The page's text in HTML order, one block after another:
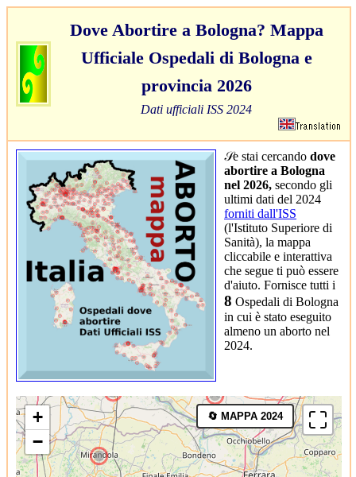
Dove Abortire a Bologna? Mappa
Ufficiale Ospedali di Bologna e
provincia 2026
Dati ufficiali ISS 2024
𝒮e stai cercando dove
abortire a Bologna
nel 2026, secondo gli
ultimi dati del 2024
forniti dall'ISS
(l'Istituto Superiore di
Sanità), la mappa
cliccabile e interattiva
che segue ti può essere
d'aiuto. Fornisce tutti i
8 Ospedali di Bologna
in cui è stato eseguito
almeno un aborto nel
2024.
+
−
🔄 MAPPA 2024